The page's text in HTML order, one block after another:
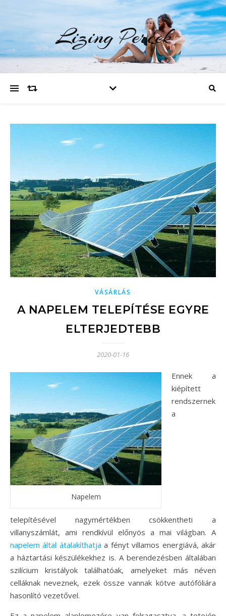
Lizing Percek
VÁSÁRLÁS
A NAPELEM TELEPÍTÉSE EGYRE
ELTERJEDTEBB
2020-01-16
Napelem
Ennek a
kiépített
rendszernek
a
telepítésével nagymértékben csökkentheti a
villanyszámlát, ami rendkívül előnyös a mai világban. A
napelem által átalakíthatja a fényt villamos energiává, akár
a háztartási készülékekhez is. A berendezésben általában
szilícium kristályok találhatóak, amelyeket más néven
celláknak neveznek, ezek össze vannak kötve autófóliára
hasonlító vezetővel.